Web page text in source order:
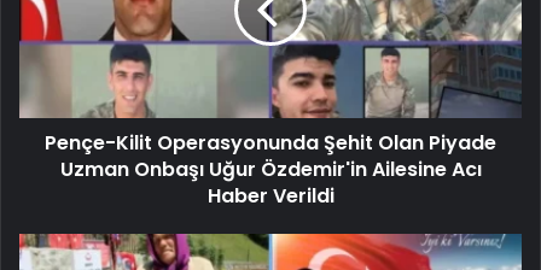
Pençe-Kilit Operasyonunda Şehit Olan Piyade
Uzman Onbaşı Uğur Özdemir'in Ailesine Acı
Haber Verildi